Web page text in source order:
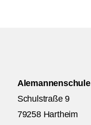
Schulstraße 9
79258 Hartheim